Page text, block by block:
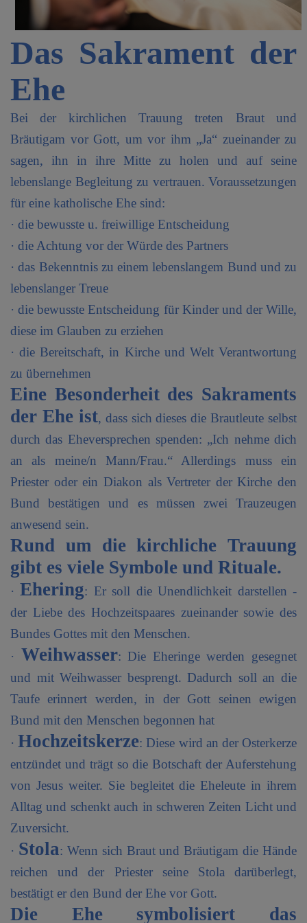
Das Sakrament der
Ehe
Bei der kirchlichen Trauung treten Braut und
Bräutigam vor Gott, um vor ihm „Ja“ zueinander zu
sagen, ihn in ihre Mitte zu holen und auf seine
lebenslange Begleitung zu vertrauen. Voraussetzungen
für eine katholische Ehe sind:
· die bewusste u. freiwillige Entscheidung
· die Achtung vor der Würde des Partners
· das Bekenntnis zu einem lebenslangem Bund und zu
lebenslanger Treue
· die bewusste Entscheidung für Kinder und der Wille,
diese im Glauben zu erziehen
· die Bereitschaft, in Kirche und Welt Verantwortung
zu übernehmen
Eine Besonderheit des Sakraments
der Ehe ist, dass sich dieses die Brautleute selbst
durch das Eheversprechen spenden: „Ich nehme dich
an als meine/n Mann/Frau.“ Allerdings muss ein
Priester oder ein Diakon als Vertreter der Kirche den
Bund bestätigen und es müssen zwei Trauzeugen
anwesend sein.
Rund um die kirchliche Trauung
gibt es viele Symbole und Rituale.
· Ehering: Er soll die Unendlichkeit darstellen -
der Liebe des Hochzeitspaares zueinander sowie des
Bundes Gottes mit den Menschen.
· Weihwasser: Die Eheringe werden gesegnet
und mit Weihwasser besprengt. Dadurch soll an die
Taufe erinnert werden, in der Gott seinen ewigen
Bund mit den Menschen begonnen hat
· Hochzeitskerze: Diese wird an der Osterkerze
entzündet und trägt so die Botschaft der Auferstehung
von Jesus weiter. Sie begleitet die Eheleute in ihrem
Alltag und schenkt auch in schweren Zeiten Licht und
Zuversicht.
· Stola: Wenn sich Braut und Bräutigam die Hände
reichen und der Priester seine Stola darüberlegt,
bestätigt er den Bund der Ehe vor Gott.
Die Ehe symbolisiert das